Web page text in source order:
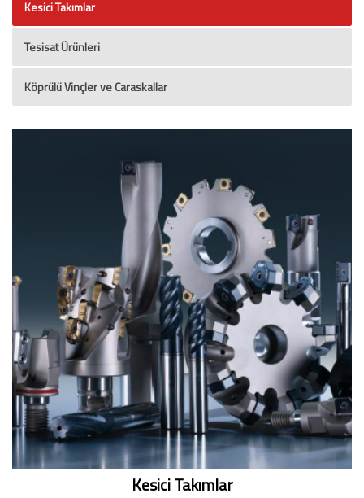
Kesici Takımlar
Tesisat Ürünleri
Köprülü Vinçler ve Caraskallar
Kesici Takımlar